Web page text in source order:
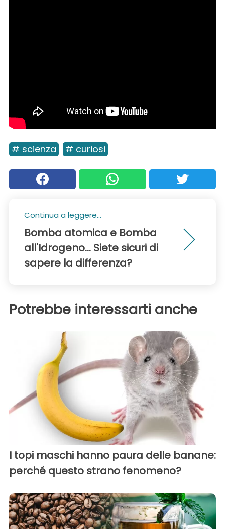
# scienza # curiosi
Continua a leggere...
Bomba atomica e Bomba
all'Idrogeno... Siete sicuri di
sapere la differenza?
Potrebbe interessarti anche
I topi maschi hanno paura delle banane:
perché questo strano fenomeno?